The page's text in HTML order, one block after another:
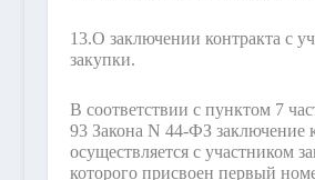
13.О заключении контракта с
закупки.
В соответствии с пунктом 7
93 Закона N 44-ФЗ заключение
осуществляется с участником
которого присвоен первый